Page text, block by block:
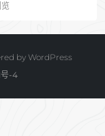
by WordPress
-4